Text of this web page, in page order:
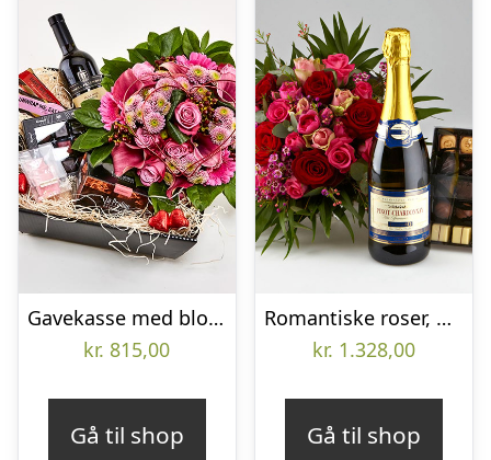
Gavekasse med blomstrende kærlighed – Send blomster med Bloomit
kr. 815,00
Gå til shop
Romantiske roser, mousserende vin og chokolade – Send blomster med Bloomit
kr. 1.328,00
Gå til shop